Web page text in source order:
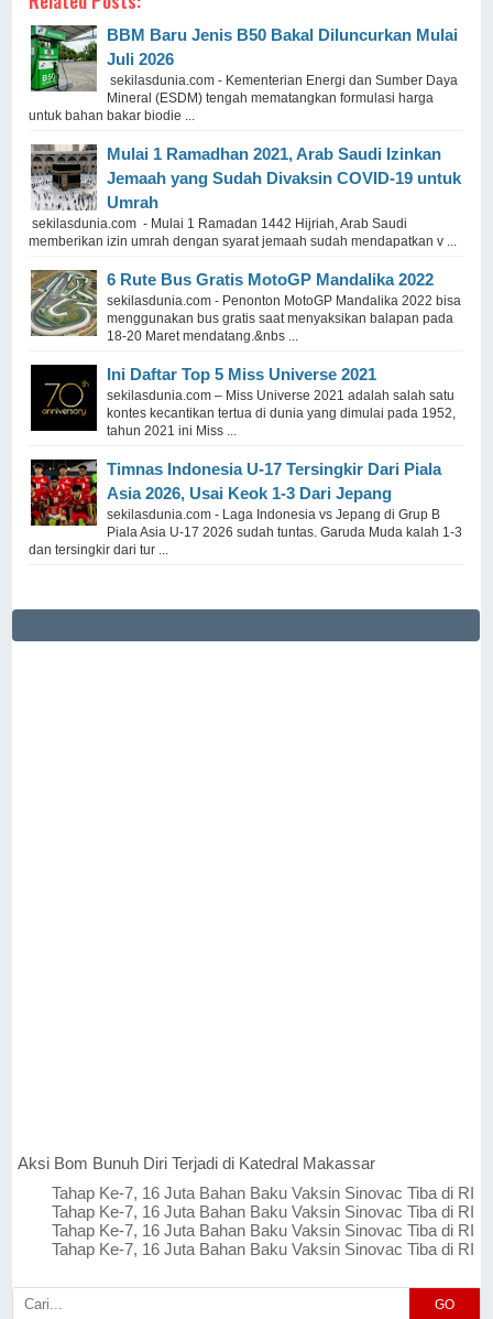
BBM Baru Jenis B50 Bakal Diluncurkan Mulai
Juli 2026
sekilasdunia.com - Kementerian Energi dan Sumber Daya
Mineral (ESDM) tengah mematangkan formulasi harga
untuk bahan bakar biodie ...
Mulai 1 Ramadhan 2021, Arab Saudi Izinkan
Jemaah yang Sudah Divaksin COVID-19 untuk
Umrah
sekilasdunia.com - Mulai 1 Ramadan 1442 Hijriah, Arab Saudi
memberikan izin umrah dengan syarat jemaah sudah mendapatkan v ...
6 Rute Bus Gratis MotoGP Mandalika 2022
sekilasdunia.com - Penonton MotoGP Mandalika 2022 bisa
menggunakan bus gratis saat menyaksikan balapan pada
18-20 Maret mendatang.&nbs ...
Ini Daftar Top 5 Miss Universe 2021
sekilasdunia.com – Miss Universe 2021 adalah salah satu
kontes kecantikan tertua di dunia yang dimulai pada 1952,
tahun 2021 ini Miss ...
Timnas Indonesia U-17 Tersingkir Dari Piala
Asia 2026, Usai Keok 1-3 Dari Jepang
sekilasdunia.com - Laga Indonesia vs Jepang di Grup B
Piala Asia U-17 2026 sudah tuntas. Garuda Muda kalah 1-3
dan tersingkir dari tur ...
Aksi Bom Bunuh Diri Terjadi di Katedral Makassar
Tahap Ke-7, 16 Juta Bahan Baku Vaksin Sinovac Tiba di RI
Tahap Ke-7, 16 Juta Bahan Baku Vaksin Sinovac Tiba di RI
Tahap Ke-7, 16 Juta Bahan Baku Vaksin Sinovac Tiba di RI
Tahap Ke-7, 16 Juta Bahan Baku Vaksin Sinovac Tiba di RI
GO